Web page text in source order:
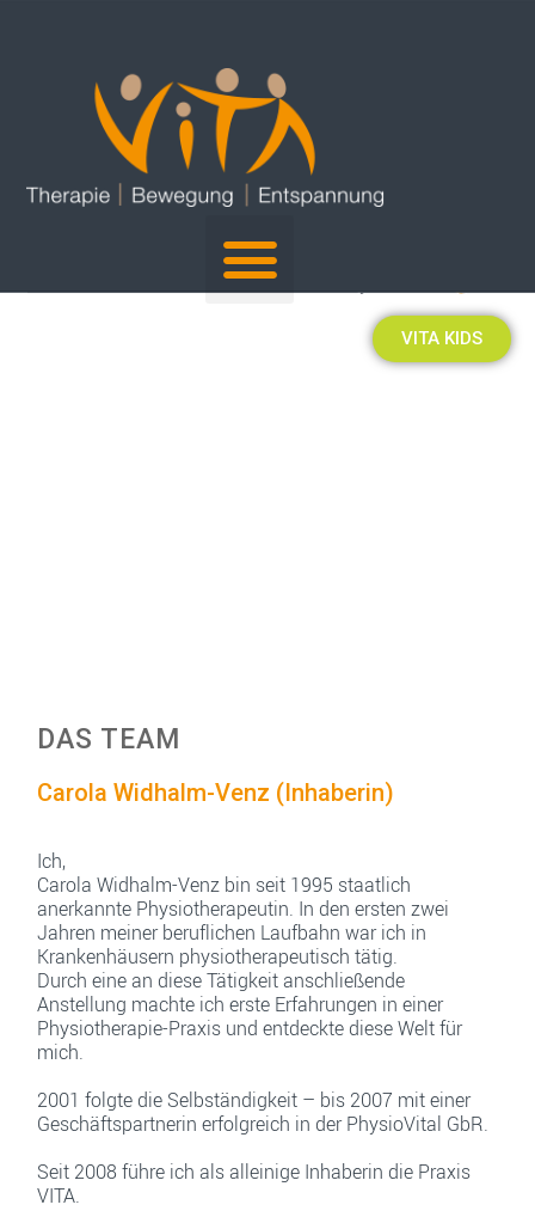
VITA KIDS
DAS TEAM
Carola Widhalm-Venz (Inhaberin)
Ich,
Carola Widhalm-Venz bin seit 1995 staatlich
anerkannte Physiotherapeutin. In den ersten zwei
Jahren meiner beruflichen Laufbahn war ich in
Krankenhäusern physiotherapeutisch tätig.
Durch eine an diese Tätigkeit anschließende
Anstellung machte ich erste Erfahrungen in einer
Physiotherapie-Praxis und entdeckte diese Welt für
mich.
2001 folgte die Selbständigkeit – bis 2007 mit einer
Geschäftspartnerin erfolgreich in der PhysioVital GbR.
Seit 2008 führe ich als alleinige Inhaberin die Praxis
VITA.